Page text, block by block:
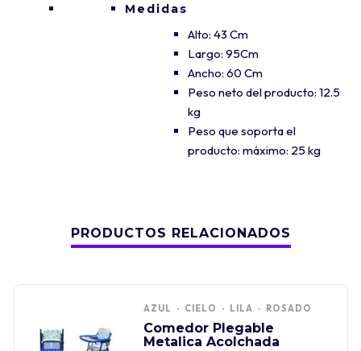
Medidas
Alto: 43 Cm
Largo: 95Cm
Ancho: 60 Cm
Peso neto del producto: 12.5
kg
Peso que soporta el
producto: máximo: 25 kg
PRODUCTOS RELACIONADOS
AZUL CIELO LILA ROSADO
Comedor Plegable
Metalica Acolchada